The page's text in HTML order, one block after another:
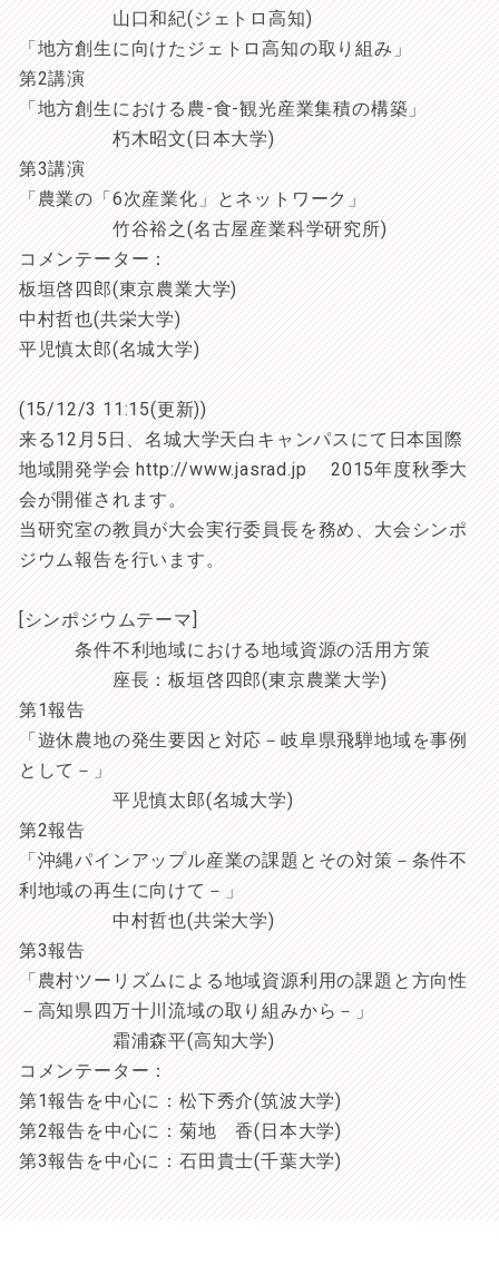
山口和紀(ジェトロ高知)
「地方創生に向けたジェトロ高知の取り組み」
第2講演
「地方創生における農-食-観光産業集積の構築」
朽木昭文(日本大学)
第3講演
「農業の「6次産業化」とネットワーク」
竹谷裕之(名古屋産業科学研究所)
コメンテーター：
板垣啓四郎(東京農業大学)
中村哲也(共栄大学)
平児慎太郎(名城大学)
(15/12/3 11:15(更新))
来る12月5日、名城大学天白キャンパスにて日本国際
地域開発学会 http://www.jasrad.jp 2015年度秋季大
会が開催されます。
当研究室の教員が大会実行委員長を務め、大会シンポ
ジウム報告を行います。
[シンポジウムテーマ]
条件不利地域における地域資源の活用方策
座長：板垣啓四郎(東京農業大学)
第1報告
「遊休農地の発生要因と対応－岐阜県飛騨地域を事例
として－」
平児慎太郎(名城大学)
第2報告
「沖縄パインアップル産業の課題とその対策－条件不
利地域の再生に向けて－」
中村哲也(共栄大学)
第3報告
「農村ツーリズムによる地域資源利用の課題と方向性
－高知県四万十川流域の取り組みから－」
霜浦森平(高知大学)
コメンテーター：
第1報告を中心に：松下秀介(筑波大学)
第2報告を中心に：菊地 香(日本大学)
第3報告を中心に：石田貴士(千葉大学)